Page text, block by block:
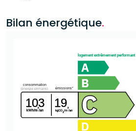
Bilan énergétique.
logement extrêmement performant
consommation
(énergie primaire)
103
kWh/m²/an
émissions*
19
kgCO2/m²/an